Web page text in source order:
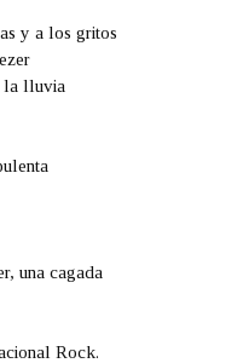
y a los gritos
la lluvia
una cagada
Rock.